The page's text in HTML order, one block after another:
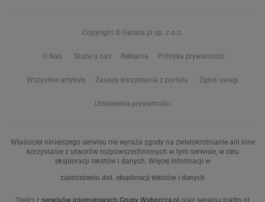
Copyright © Gazeta.pl sp. z o.o.
O Nas Staże u nas Reklama Polityka prywatności
Wszystkie artykuły Zasady korzystania z portalu Zgłoś uwagi
Ustawienia prywatności
Właściciel niniejszego serwisu nie wyraża zgody na zwielokrotnianie ani inne
korzystanie z utworów rozpowszechnionych w tym serwisie, w celu
eksploracji tekstów i danych. Więcej informacji w
zastrzeżeniu dot. eksploracji tekstów i danych
Treści z serwisów internetowych Grupy Wyborcza.pl oraz serwisu tokfm.pl